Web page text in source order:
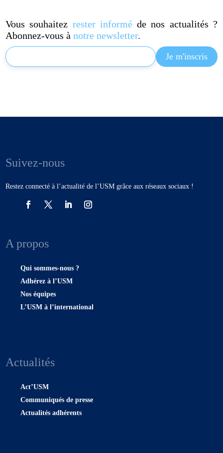
Vous souhaitez rester informéde nos actualités ?
Abonnez-vous ànotre newsletter.
Suivez-nous
Restez connecté à l’actualité de l’USM grâce aux réseaux sociaux !
A propos
Qui sommes-nous ?
Adhérez à l’USM
Nos équipes
L’USM à l’international
Actualités
Act’USM
Communiqués de presse
Actualités adhérents